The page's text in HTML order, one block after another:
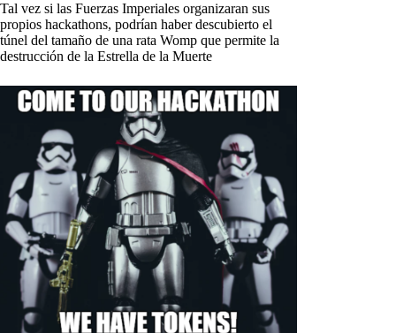
Tal vez si las Fuerzas Imperiales organizaran sus
propios hackathons, podrían haber descubierto el
túnel del tamaño de una rata Womp que permite la
destrucción de la Estrella de la Muerte